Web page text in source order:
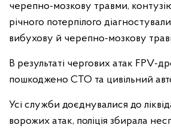
черепно-мозкову травми,
річного потерпілого
вибухову й черепно-мозкову
В результаті чергових атак FPV-
пошкоджено СТО та цивільний
Усі служби доєднувалися до
ворожих атак, поліція збирала